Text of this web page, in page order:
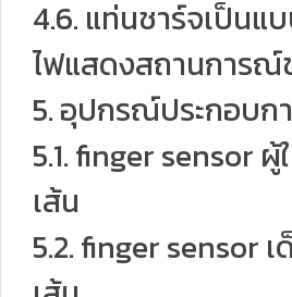
4.6. แท่นชาร์จเป็นแ
ไฟแสดงสถานการณ์
5. อุปกรณ์ประกอบก
5.1. finger sensor
เส้น
5.2. finger sensor เ